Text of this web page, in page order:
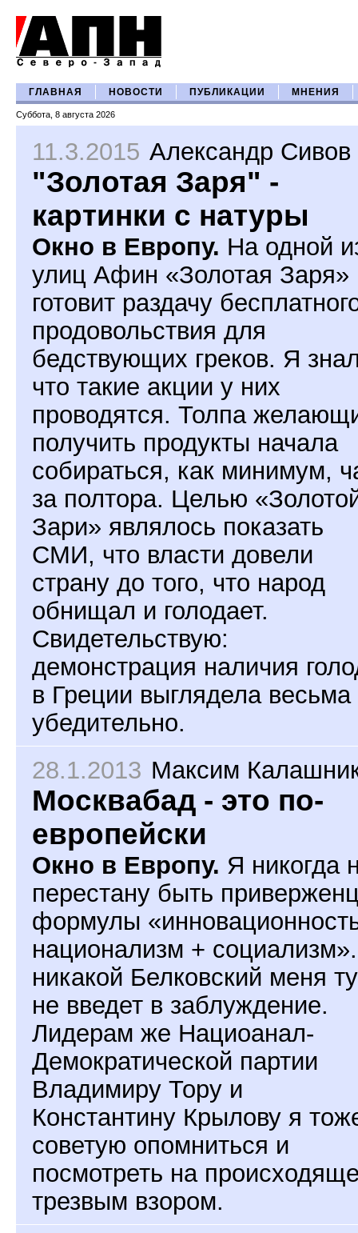
ГЛАВНАЯ НОВОСТИ ПУБЛИКАЦИИ МНЕНИЯ
Суббота, 8 августа 2026
11.3.2015 Александр Сивов
"Золотая Заря" -
картинки с натуры
Окно в Европу. На одной
улиц Афин «Золотая Заря»
готовит раздачу
продовольствия для
бедствующих греков. Я
что такие акции у них
проводятся. Толпа
получить продукты начала
собираться, как минимум,
за полтора. Целью
Зари» являлось показать
СМИ, что власти довели
страну до того, что народ
обнищал и голодает.
Свидетельствую:
демонстрация наличия
в Греции выглядела весьма
убедительно.
28.1.2013 Максим
Москвабад - это по-
европейски
Окно в Европу. Я никогда
перестану быть
формулы
национализм +
никакой Белковский меня
не введет в заблуждение.
Лидерам же Нациоанал-
Демократической партии
Владимиру Тору и
Константину Крылову я
советую опомниться и
посмотреть на
трезвым взором.